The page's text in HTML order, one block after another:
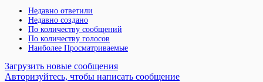
Недавно ответили
Недавно создано
По количеству сообщений
По количеству голосов
Наиболее Просматриваемые
Загрузить новые сообщения
Авторизуйтесь, чтобы написать сообщение